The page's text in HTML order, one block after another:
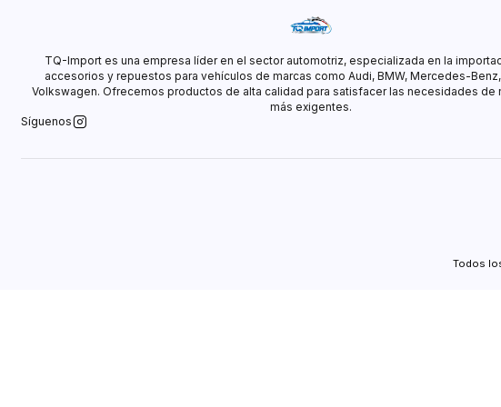
TQ-Import es una empresa líder en el sector automotriz, especializada en la
accesorios y repuestos para vehículos de marcas como Audi, BMW, Mercedes-
Volkswagen. Ofrecemos productos de alta calidad para satisfacer las necesidades de
más exigentes.
Síguenos
Todos